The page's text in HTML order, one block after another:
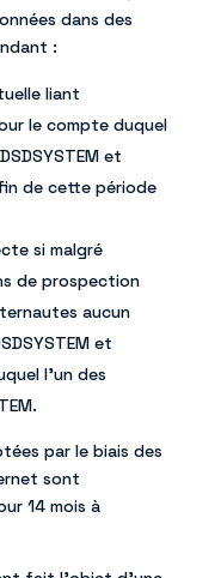
dans des
:
liant
le compte duquel
et
de cette période
si malgré
de prospection
aucun
et
l’un des
par le biais des
sont
14 mois à